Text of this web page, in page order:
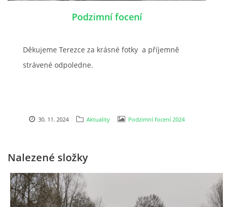
Podzimní focení
Děkujeme Terezce za krásné fotky a příjemně
strávené odpoledne.
30. 11. 2024 Aktuality Podzimní focení 2024
Nalezené složky